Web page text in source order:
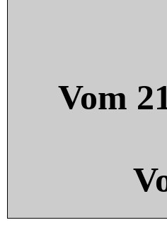
Vom